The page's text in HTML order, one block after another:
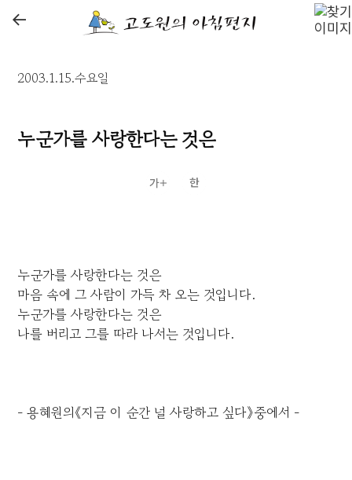
←
2003.1.15.수요일
누군가를 사랑한다는 것은
누군가를 사랑한다는 것은
마음 속에 그 사람이 가득 차 오는 것입니다.
누군가를 사랑한다는 것은
나를 버리고 그를 따라 나서는 것입니다.
- 용혜원의《지금 이 순간 널 사랑하고 싶다》중에서 -